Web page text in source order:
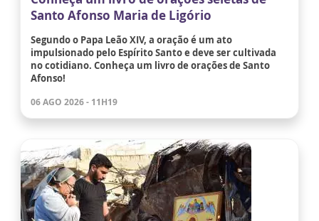
Santo Afonso Maria de Ligório
Segundo o Papa Leão XIV, a oração é um ato
impulsionado pelo Espírito Santo e deve ser cultivada
no cotidiano. Conheça um livro de orações de Santo
Afonso!
06 AGO 2026 - 11H19